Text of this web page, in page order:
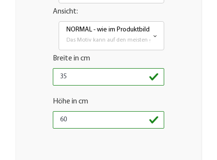
Ansicht:
NORMAL - wie im Produktbild
Das Motiv kann auf den meisten glatten Flächen
Breite in cm
Höhe in cm